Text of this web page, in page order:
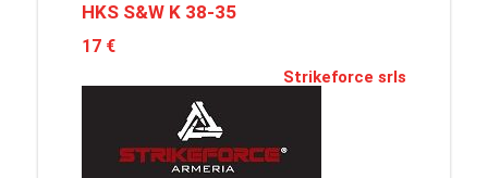
HKS S&W K 38-35
17 €
Strikeforce srls